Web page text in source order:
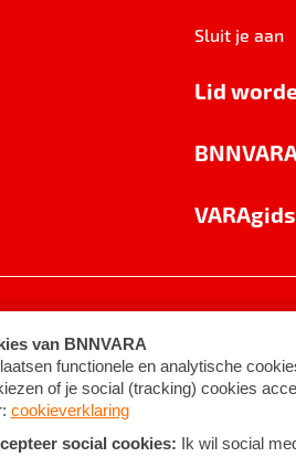
Sluit je aan
Lid
VARAgids
Algemene voorwaarden ©